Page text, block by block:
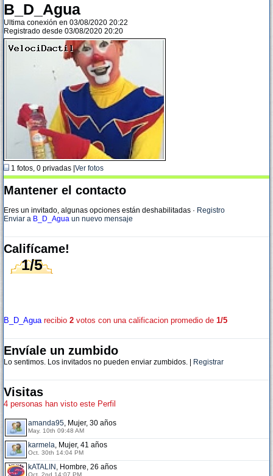
B_D_Agua
Ultima conexión en 03/08/2020 20:22
Registrado desde 03/08/2020 20:20
1 fotos, 0 privadas | Ver fotos
Mantener el contacto
Eres un invitado, algunas opciones están deshabilitadas · Registro
Enviar a B_D_Agua un nuevo mensaje
Califícame!
1/5
B_D_Aguarecibio 2 votos con una calificacion promedio de 1/5
Envíale un zumbido
Lo sentimos. Los invitados no pueden enviar zumbidos. | Registrar
Visitas
4 personas han visto este Perfil
amanda95, Mujer, 30 años
May. 10th 09:48 AM
karmela, Mujer, 41 años
Oct. 30th 14:04 PM
kATALIN , Hombre, 26 años
Oct. 2nd 14:07 PM